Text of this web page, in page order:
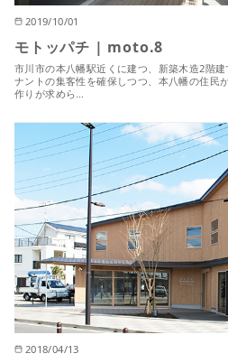
2019/10/01
モトッパチ | moto.8
市川市の本八幡駅近くに建つ、新築木造2階
ナントの集客性を確保しつつ、本八幡の住民
作りが求めら…
2018/04/13